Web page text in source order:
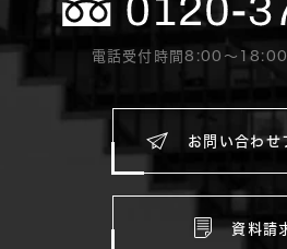
電話受付時間8:00〜18:00
お問い合わせ
資料請